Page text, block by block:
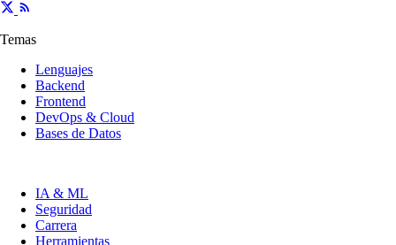
Temas
Lenguajes
Backend
Frontend
DevOps & Cloud
Bases de Datos
IA & ML
Seguridad
Carrera
Herramientas